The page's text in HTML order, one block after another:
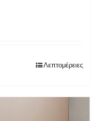
Λεπτομέρειες